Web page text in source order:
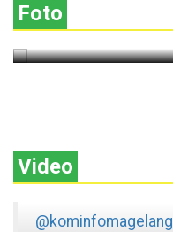
Foto
Video
@kominfomagelang